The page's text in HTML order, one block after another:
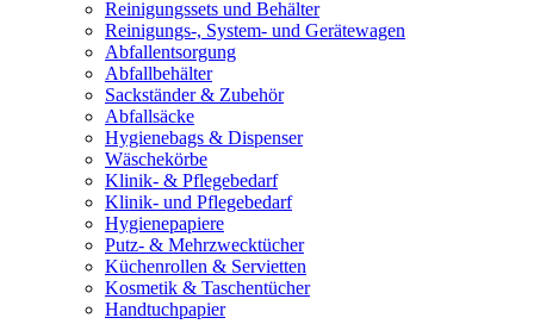
Reinigungssets und Behälter
Reinigungs-, System- und Gerätewagen
Abfallentsorgung
Abfallbehälter
Sackständer & Zubehör
Abfallsäcke
Hygienebags & Dispenser
Wäschekörbe
Klinik- & Pflegebedarf
Klinik- und Pflegebedarf
Hygienepapiere
Putz- & Mehrzwecktücher
Küchenrollen & Servietten
Kosmetik & Taschentücher
Handtuchpapier